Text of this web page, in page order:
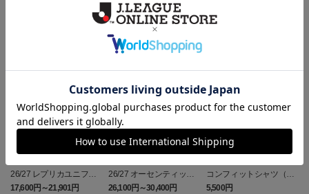
26/27 レプリカユニフォ
ーム(FP1st)
17,600円～21,901円
26/27 オーセンティック
ユニフォーム(FP1st)
26,100円～30,400円
コンフィットシャツ（20
26SP）
5,500円